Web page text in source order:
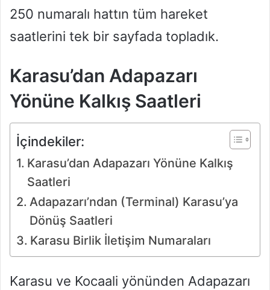
250 numaralı hattın tüm hareket
saatlerini tek bir sayfada topladık.
Karasu’dan Adapazarı
Yönüne Kalkış Saatleri
İçindekiler:
Karasu’dan Adapazarı Yönüne Kalkış
Saatleri
Adapazarı’ndan (Terminal) Karasu’ya
Dönüş Saatleri
Karasu Birlik İletişim Numaraları
Karasu ve Kocaali yönünden Adapazarı